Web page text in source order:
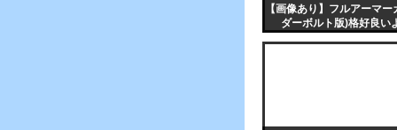
【画像あり】フルアーマ
ダーボルト版)格好良い